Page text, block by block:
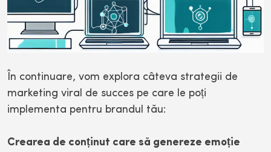
În continuare, vom explora câteva strategii de
marketing viral de succes pe care le poți
implementa pentru brandul tău:
Crearea de conținut care să genereze emoție